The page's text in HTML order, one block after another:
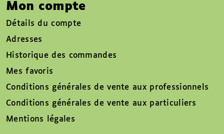
Mon compte
Détails du compte
Adresses
Historique des commandes
Mes favoris
Conditions générales de vente aux professionnels
Conditions générales de vente aux particuliers
Mentions légales